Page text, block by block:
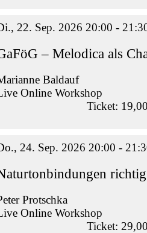
22. Sep. 2026 20:00 -
– Melodica als
Baldauf
Online Workshop
Ticket:
24. Sep. 2026 20:00 -
Protschka
Online Workshop
Ticket: